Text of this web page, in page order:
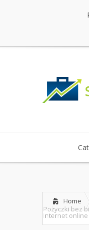
Home
Pożyczki bez
Internet online